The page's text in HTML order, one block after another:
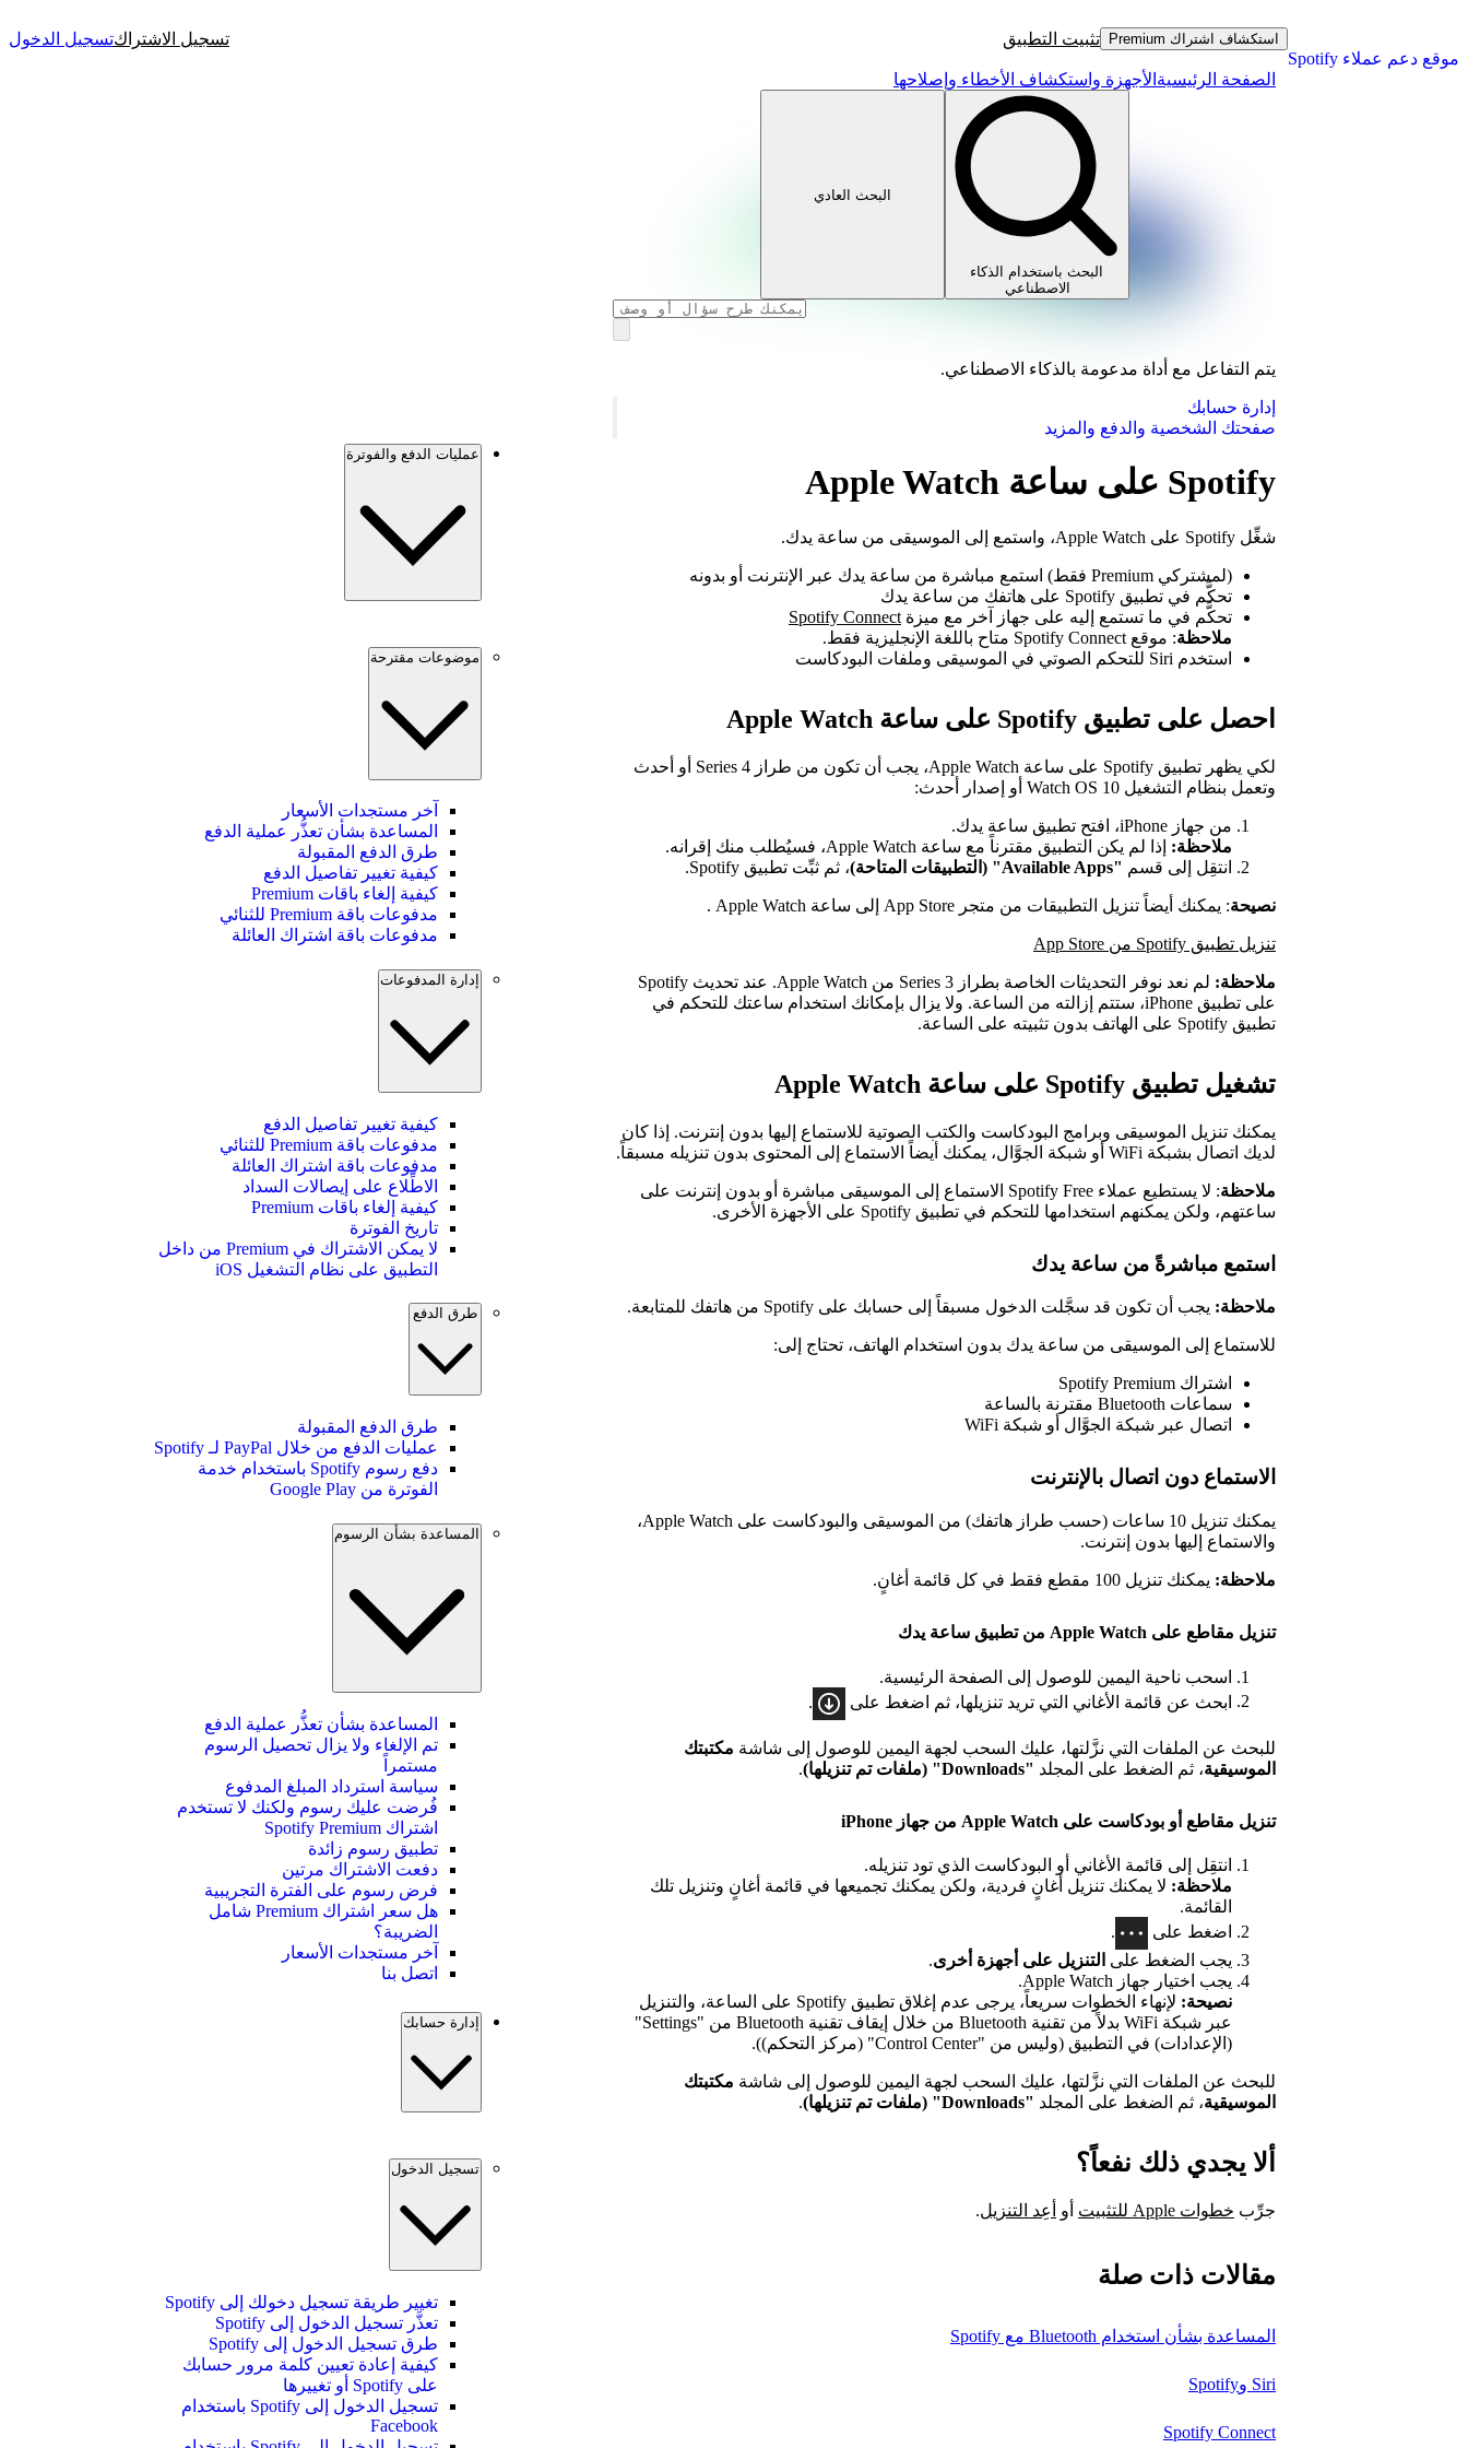
موقع دعم عملاء Spotify
استكشاف اشتراك Premium تثبيت التطبيق تسجيل الاشتراكتسجيل الدخول
الصفحة الرئيسية الأجهزة واستكشاف الأخطاء وإصلاحها
البحث باستخدام الذكاء
الاصطناعي
البحث العادي
يتم التفاعل مع أداة مدعومة بالذكاء الاصطناعي.
إدارة حسابك
صفحتك الشخصية والدفع والمزيد
Spotify على ساعة Apple Watch
شغِّل Spotify على Apple Watch، واستمع إلى الموسيقى من ساعة يدك.
(لمشتركي Premium فقط) استمع مباشرة من ساعة يدك عبر الإنترنت أو بدونه
تحكَّم في تطبيق Spotify على هاتفك من ساعة يدك
تحكَّم في ما تستمع إليه على جهاز آخر مع ميزة Spotify Connect
ملاحظة: موقع Spotify Connect متاح باللغة الإنجليزية فقط.
استخدم Siri للتحكم الصوتي في الموسيقى وملفات البودكاست
احصل على تطبيق Spotify على ساعة Apple Watch
لكي يظهر تطبيق Spotify على ساعة Apple Watch، يجب أن تكون من طراز Series 4 أو أحدث
وتعمل بنظام التشغيل Watch OS 10 أو إصدار أحدث:
من جهاز iPhone، افتح تطبيق ساعة يدك.
ملاحظة: إذا لم يكن التطبيق مقترناً مع ساعة Apple Watch، فسيُطلب منك إقرانه.
انتقِل إلى قسم "Available Apps" (التطبيقات المتاحة) ، ثم ثبِّت تطبيق Spotify.
نصيحة: يمكنك أيضاً تنزيل التطبيقات من متجر App Store إلى ساعة Apple Watch .
تنزيل تطبيق Spotify من App Store
ملاحظة:
لم نعد نوفر التحديثات الخاصة بطراز Series 3 من Apple Watch. عند تحديث Spotify
على تطبيق iPhone، ستتم إزالته من الساعة. ولا يزال بإمكانك استخدام ساعتك للتحكم في
تطبيق Spotify على الهاتف بدون تثبيته على الساعة.
تشغيل تطبيق Spotify على ساعة Apple Watch
يمكنك تنزيل الموسيقى وبرامج البودكاست والكتب الصوتية للاستماع إليها بدون إنترنت. إذا كان
لديك اتصال بشبكة WiFi أو شبكة الجوَّال، يمكنك أيضاً الاستماع إلى المحتوى بدون تنزيله مسبقاً.
ملاحظة
: لا يستطيع عملاء Spotify Free الاستماع إلى الموسيقى مباشرة أو بدون إنترنت على
ساعتهم، ولكن يمكنهم استخدامها للتحكم في تطبيق Spotify على الأجهزة الأخرى.
استمع مباشرةً من ساعة يدك
ملاحظة: يجب أن تكون قد سجَّلت الدخول مسبقاً إلى حسابك على Spotify من هاتفك للمتابعة.
للاستماع إلى الموسيقى من ساعة يدك بدون استخدام الهاتف، تحتاج إلى:
اشتراك Spotify Premium
سماعات Bluetooth مقترنة بالساعة
اتصال عبر شبكة الجوَّال أو شبكة WiFi
الاستماع دون اتصال بالإنترنت
يمكنك تنزيل 10 ساعات (حسب طراز هاتفك) من الموسيقى والبودكاست على Apple Watch،
والاستماع إليها بدون إنترنت.
ملاحظة: يمكنك تنزيل 100 مقطع فقط في كل قائمة أغانٍ.
تنزيل مقاطع على Apple Watch من تطبيق ساعة يدك
اسحب ناحية اليمين للوصول إلى الصفحة الرئيسية.
ابحث عن قائمة الأغاني التي تريد تنزيلها، ثم اضغط على
للبحث عن الملفات التي نزَّلتها، عليك السحب لجهة اليمين للوصول إلى شاشة مكتبتك
الموسيقية، ثم الضغط على المجلد "Downloads" (ملفات تم تنزيلها) .
تنزيل مقاطع أو بودكاست على Apple Watch من جهاز iPhone
انتقِل إلى قائمة الأغاني أو البودكاست الذي تود تنزيله.
ملاحظة: لا يمكنك تنزيل أغانٍ فردية، ولكن يمكنك تجميعها في قائمة أغانٍ وتنزيل تلك
القائمة.
اضغط على
.
يجب الضغط على التنزيل على أجهزة أخرى.
يجب اختيار جهاز Apple Watch.
نصيحة:
لإنهاء الخطوات سريعاً، يرجى عدم إغلاق تطبيق Spotify على الساعة، والتنزيل
عبر شبكة WiFi بدلاً من تقنية Bluetooth من خلال إيقاف تقنية Bluetooth من "Settings"
(الإعدادات) في التطبيق (وليس من "Control Center" (مركز التحكم)).
للبحث عن الملفات التي نزَّلتها، عليك السحب لجهة اليمين للوصول إلى شاشة مكتبتك
الموسيقية، ثم الضغط على المجلد "Downloads" (ملفات تم تنزيلها) .
ألا يجدي ذلك نفعاً؟
جرِّب خطوات Apple للتثبيت أو أعِد التنزيل.
مقالات ذات صلة
المساعدة بشأن استخدام Bluetooth مع Spotify
Siri وSpotify
Spotify Connect
عمليات الدفع والفوترة
موضوعات مقترحة
آخر مستجدات الأسعار
المساعدة بشأن تعذُّر عملية الدفع
طرق الدفع المقبولة
كيفية تغيير تفاصيل الدفع
كيفية إلغاء باقات Premium
مدفوعات باقة Premium للثنائي
مدفوعات باقة اشتراك العائلة
إدارة المدفوعات
كيفية تغيير تفاصيل الدفع
مدفوعات باقة Premium للثنائي
مدفوعات باقة اشتراك العائلة
الاطِّلاع على إيصالات السداد
كيفية إلغاء باقات Premium
تاريخ الفوترة
لا يمكن الاشتراك في Premium من داخل
التطبيق على نظام التشغيل iOS
طرق الدفع
طرق الدفع المقبولة
عمليات الدفع من خلال PayPal لـ Spotify
دفع رسوم Spotify باستخدام خدمة
الفوترة من Google Play
المساعدة بشأن الرسوم
المساعدة بشأن تعذُّر عملية الدفع
تم الإلغاء ولا يزال تحصيل الرسوم
مستمراً
سياسة استرداد المبلغ المدفوع
فُرضت عليك رسوم ولكنك لا تستخدم
اشتراك Spotify Premium
تطبيق رسوم زائدة
دفعت الاشتراك مرتين
فرض رسوم على الفترة التجريبية
هل سعر اشتراك Premium شامل
الضريبة؟
آخر مستجدات الأسعار
اتصل بنا
إدارة حسابك
تسجيل الدخول
تغيير طريقة تسجيل دخولك إلى Spotify
تعذَّر تسجيل الدخول إلى Spotify
طرق تسجيل الدخول إلى Spotify
كيفية إعادة تعيين كلمة مرور حسابك
على Spotify أو تغييرها
تسجيل الدخول إلى Spotify باستخدام
Facebook